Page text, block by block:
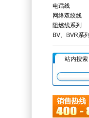
电话线
网络双绞线
阻燃线系列
BV、BVR系列
站内搜索